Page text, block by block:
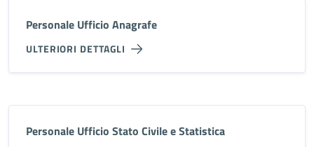
Personale Ufficio Anagrafe
ULTERIORI DETTAGLI
Personale Ufficio Stato Civile e Statistica